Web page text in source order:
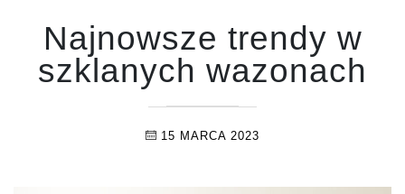
Najnowsze trendy w
szklanych wazonach
15 MARCA 2023